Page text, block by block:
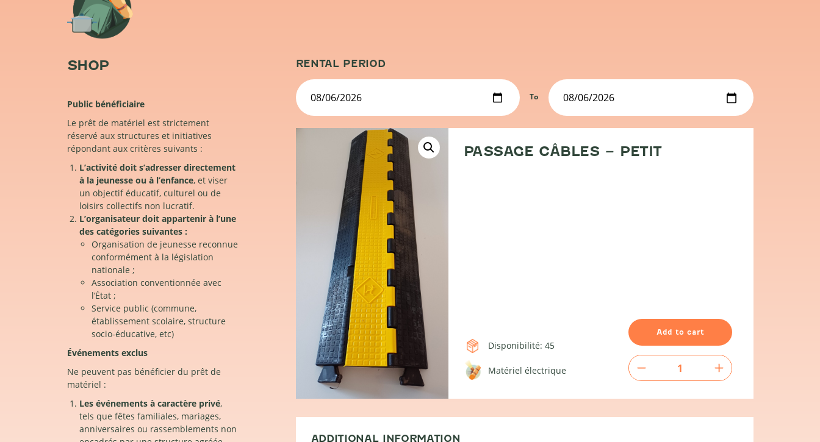
SHOP
Public bénéficiaire
Le prêt de matériel est strictement
réservé aux structures et initiatives
répondant aux critères suivants :
L’activité doit s’adresser directement
à la jeunesse ou à l’enfance, et viser
un objectif éducatif, culturel ou de
loisirs collectifs non lucratif.
L’organisateur doit appartenir à l’une
des catégories suivantes :
Organisation de jeunesse reconnue
conformément à la législation
nationale ;
Association conventionnée avec
l’État ;
Service public (commune,
établissement scolaire, structure
socio-éducative, etc)
Événements exclus
Ne peuvent pas bénéficier du prêt de
matériel :
Les événements à caractère privé,
tels que fêtes familiales, mariages,
anniversaires ou rassemblements non
RENTAL PERIOD
To
PASSAGE CÂBLES – PETIT
Disponibilité: 45
Matériel électrique
Add to cart
Passage
câbles
petit
ADDITIONAL INFORMATION